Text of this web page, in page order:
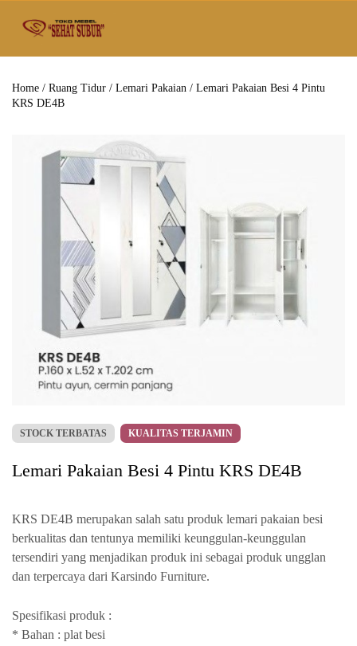
Home / Ruang Tidur / Lemari Pakaian / Lemari Pakaian Besi 4 Pintu
KRS DE4B
STOCK TERBATAS KUALITAS TERJAMIN
Lemari Pakaian Besi 4 Pintu KRS DE4B
KRS DE4B merupakan salah satu produk lemari pakaian besi
berkualitas dan tentunya memiliki keunggulan-keunggulan
tersendiri yang menjadikan produk ini sebagai produk ungglan
dan terpercaya dari Karsindo Furniture.
Spesifikasi produk :
* Bahan : plat besi